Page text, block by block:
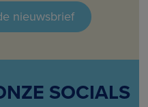
nieuwsbrief
SOCIALS